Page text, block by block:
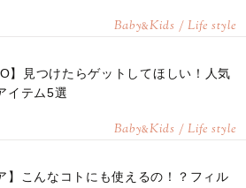
Baby&Kids / Life style
】見つけたらゲットしてほしい！人気
イテム5選
Baby&Kids / Life style
】こんなコトにも使えるの！？フィル